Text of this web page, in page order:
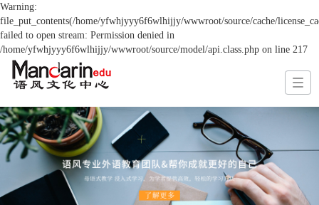
Warning:
file_put_contents(/home/yfwhjyyy6f6wlhijjy/wwwroot/source/cache/
failed to open stream: Permission denied in
/home/yfwhjyyy6f6wlhijjy/wwwroot/source/model/api.class.php on line 217